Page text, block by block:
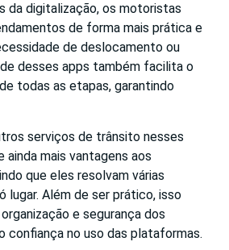
da digitalização, os motoristas
de forma mais prática e
de deslocamento ou
desses apps também facilita o
todas as etapas, garantindo
serviços de trânsito nesses
mais vantagens aos
que eles resolvam várias
lugar. Além de ser prático, isso
e segurança dos
confiança no uso das plataformas.